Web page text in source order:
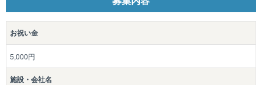
お祝い金
5,000円
施設・会社名